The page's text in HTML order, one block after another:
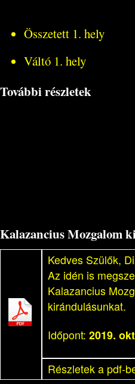
Összetett 1. hely
Váltó 1. hely
További részletek
Kalazancius Mozgalom
Kedves Szülők,
Az idén is
Kalazancius
kirándulásunkat.
Időpont: 2019.
Részletek a pdf-